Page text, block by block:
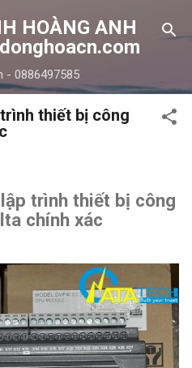
nội dung chính
HOÀNG ANH
- 0886497585
trình thiết bị công
trình thiết bị công
chính xác